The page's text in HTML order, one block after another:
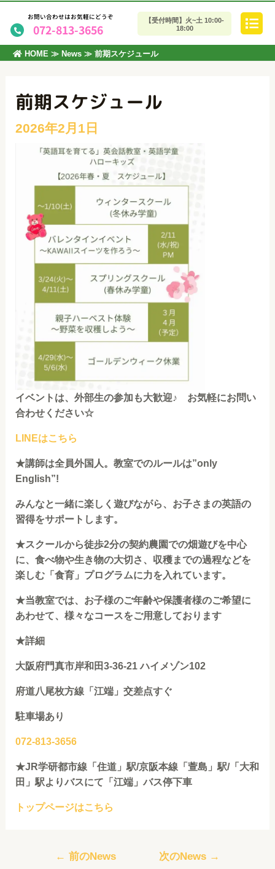
お問い合わせはお気軽にどうぞ
072-813-3656
【受付時間】火~土 10:00-
18:00
HOME ≫ News ≫ 前期スケジュール
前期スケジュール
イベントは、外部生の参加も大歓迎♪ お気軽にお問い
合わせください☆
LINEはこちら
★講師は全員外国人。教室でのルールは”only
English”!
みんなと一緒に楽しく遊びながら、お子さまの英語の
習得をサポートします。
★スクールから徒歩2分の契約農園での畑遊びを中心
に、食べ物や生き物の大切さ、収穫までの過程などを
楽しむ「食育」プログラムに力を入れています。
★当教室では、お子様のご年齢や⁡⁡保護者様のご希望に
あわせて、様々なコースを⁡ご用意しております
★詳細
大阪府門真市岸和田3-36-21 ハイメゾン102
府道八尾枚方線「江端」交差点すぐ
駐車場あり
072-813-3656
★JR学研都市線「住道」駅/京阪本線「萱島」駅/「大和
田」駅よりバスにて「江端」バス停下車
トップページはこちら
← 前のNews 次のNews →